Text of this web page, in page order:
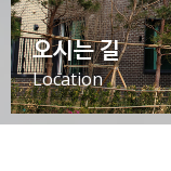
오시는 길
Location